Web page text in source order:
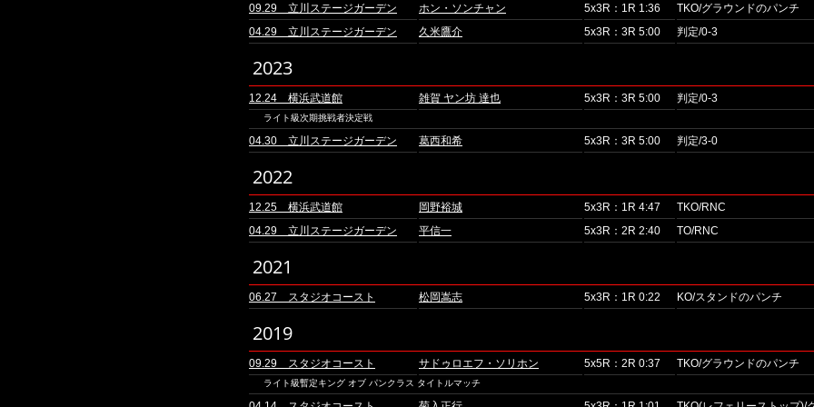
09.29 立川ステージガーデン ホン・ソンチャン 5x3R：1R 1:36 TKO/グラウンドのパンチ
04.29 立川ステージガーデン 久米鷹介 5x3R：3R 5:00 判定/0-3
2023
12.24 横浜武道館 雑賀 ヤン坊 達也 5x3R：3R 5:00 判定/0-3
ライト級次期挑戦者決定戦
04.30 立川ステージガーデン 葛西和希 5x3R：3R 5:00 判定/3-0
2022
12.25 横浜武道館 岡野裕城 5x3R：1R 4:47 TKO/RNC
04.29 立川ステージガーデン 平信一 5x3R：2R 2:40 TO/RNC
2021
06.27 スタジオコースト 松岡嵩志 5x3R：1R 0:22 KO/スタンドのパンチ
2019
09.29 スタジオコースト サドゥロエフ・ソリホン 5x5R：2R 0:37 TKO/グラウンドのパンチ
ライト級暫定キング オブ パンクラス タイトルマッチ